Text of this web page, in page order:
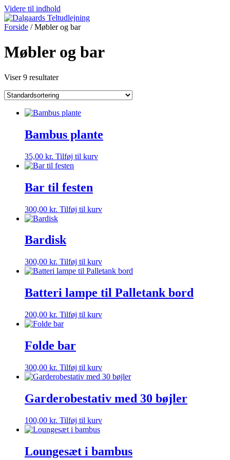
Videre til indhold
Forside / Møbler og bar
Møbler og bar
Viser 9 resultater
Bambus plante
35,00 kr. Tilføj til kurv
Bar til festen
300,00 kr. Tilføj til kurv
Bardisk
300,00 kr. Tilføj til kurv
Batteri lampe til Palletank bord
200,00 kr. Tilføj til kurv
Folde bar
300,00 kr. Tilføj til kurv
Garderobestativ med 30 bøjler
100,00 kr. Tilføj til kurv
Loungesæt i bambus